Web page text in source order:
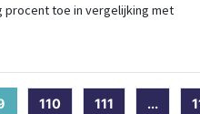
toe in vergelijking met
(current)
110 111 ...